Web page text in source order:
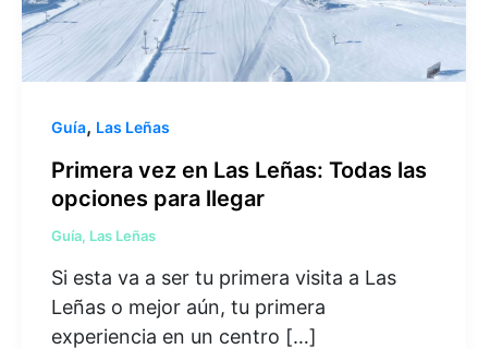
Guía, Las Leñas
Primera vez en Las Leñas: Todas las
opciones para llegar
Guía, Las Leñas
Si esta va a ser tu primera visita a Las
Leñas o mejor aún, tu primera
experiencia en un centro […]